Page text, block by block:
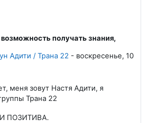
получать знания,
Адити / Трана 22 - воскресенье, 10
0
меня зовут Настя Адити, я
Трана 22
ПОЗИТИВА.